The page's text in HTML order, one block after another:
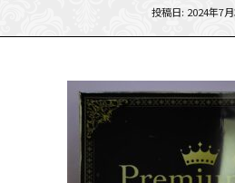
Posted
投稿日: 2024年7